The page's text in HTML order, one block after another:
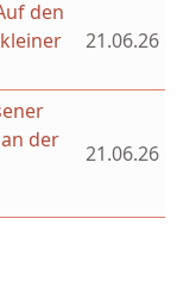
den
21.06.26
der
21.06.26